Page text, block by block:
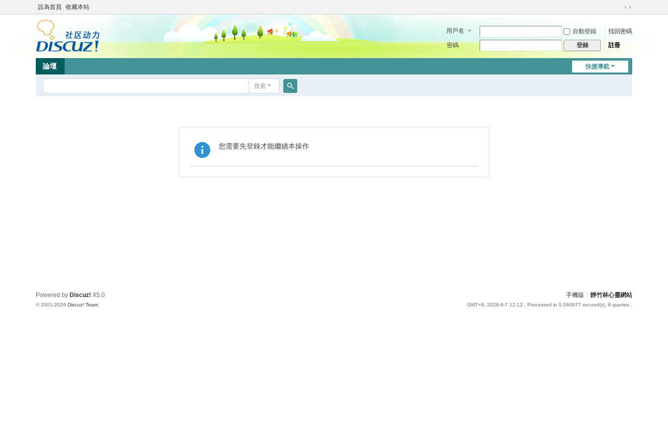
設為首頁 收藏本站
切
到
用戶名 自動登錄
找回密碼
密碼
登錄 註冊
快捷導航
論壇
搜索
您需要先登錄才能繼續本操作
手機版 靜竹林心靈網站
GMT+8, 2026-8-7 12:12 , Processed in 0.060877 second(s), 8 queries .
Powered by Discuz! X5.0
© 2001-2026 Discuz! Team